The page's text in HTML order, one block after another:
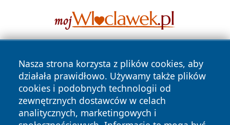
Nasza strona korzysta z plików cookies, aby
działała prawidłowo. Używamy także plików
cookies i podobnych technologii od
zewnętrznych dostawców w celach
analitycznych, marketingowych i
Copyright © 2026 szczecin4u.pl Wszystkie prawa zastrzeżone.